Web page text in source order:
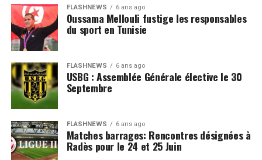
FLASHNEWS 6 ans ago
Oussama Mellouli fustige les responsables
du sport en Tunisie
FLASHNEWS 6 ans ago
USBG : Assemblée Générale élective le 30
Septembre
FLASHNEWS 6 ans ago
Matches barrages: Rencontres désignées à
Radès pour le 24 et 25 Juin